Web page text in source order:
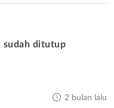
sudah ditutup
2 bulan lalu